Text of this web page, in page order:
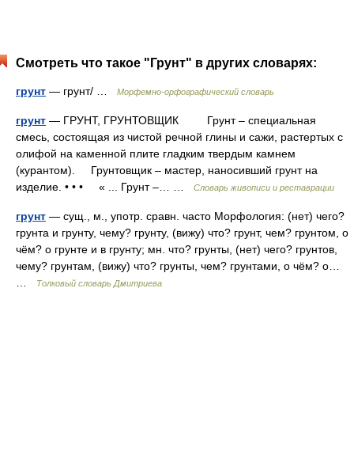
Смотреть что такое "Грунт" в других словарях:
грунт — грунт/ … Морфемно-орфографический словарь
грунт — ГРУНТ, ГРУНТОВЩИК Грунт – специальная
смесь, состоящая из чистой речной глины и сажи, растертых с
олифой на каменной плите гладким твердым камнем
(курантом). Грунтовщик – мастер, наносивший грунт на
изделие. • • • « ... Грунт –… …
Словарь живописи и реставрации
грунт — сущ., м., употр. сравн. часто Морфология: (нет) чего?
грунта и грунту, чему? грунту, (вижу) что? грунт, чем? грунтом, о
чём? о грунте и в грунту; мн. что? грунты, (нет) чего? грунтов,
чему? грунтам, (вижу) что? грунты, чем? грунтами, о чём? о…
Толковый словарь Дмитриева